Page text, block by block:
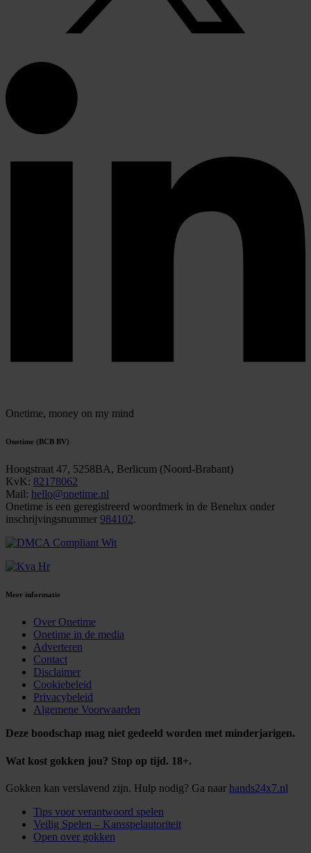
Onetime, money on my mind
Onetime (BCB BV)
Hoogstraat 47, 5258BA, Berlicum (Noord-Brabant)
KvK: 82178062
Mail: hello@onetime.nl
Onetime is een geregistreerd woordmerk in de Benelux onder
inschrijvingsnummer 984102.
Meer informatie
Over Onetime
Onetime in de media
Adverteren
Contact
Disclaimer
Cookiebeleid
Privacybeleid
Algemene Voorwaarden
Deze boodschap mag niet gedeeld worden met minderjarigen.
Wat kost gokken jou? Stop op tijd. 18+.
Gokken kan verslavend zijn. Hulp nodig? Ga naar hands24x7.nl
Tips voor verantwoord spelen
Veilig Spelen – Kansspelautoriteit
Open over gokken